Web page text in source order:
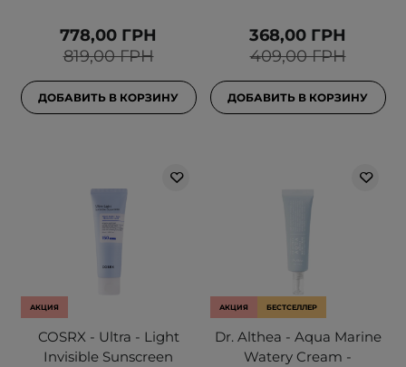
819,00 ГРН
778,00 ГРН
ДОБАВИТЬ В КОРЗИНУ
409,00 ГРН
368,00 ГРН
ДОБАВИТЬ В КОРЗИНУ
АКЦИЯ
COSRX - Ultra - Light
Invisible Sunscreen
АКЦИЯ БЕСТСЕЛЛЕР
Dr. Althea - Aqua Marine
Watery Cream -